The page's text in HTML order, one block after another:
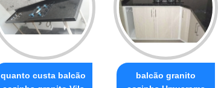
quanto custa balcão
balcão granito